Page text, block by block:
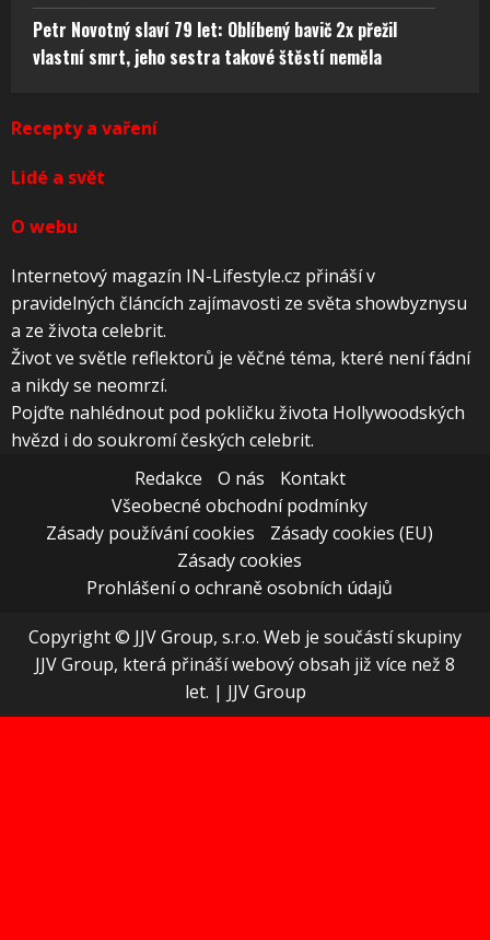
Petr Novotný slaví 79 let: Oblíbený bavič 2x přežil
vlastní smrt, jeho sestra takové štěstí neměla
Recepty a vaření
Lidé a svět
O webu
Internetový magazín IN-Lifestyle.cz přináší v
pravidelných článcích zajímavosti ze světa showbyznysu
a ze života celebrit.
Život ve světle reflektorů je věčné téma, které není fádní
a nikdy se neomrzí.
Pojďte nahlédnout pod pokličku života Hollywoodských
hvězd i do soukromí českých celebrit.
Redakce
O nás
Kontakt
Všeobecné obchodní podmínky
Zásady používání cookies
Zásady cookies (EU)
Zásady cookies
Prohlášení o ochraně osobních údajů
Copyright © JJV Group, s.r.o. Web je součástí skupiny
JJV Group, která přináší webový obsah již více než 8
let. | JJV Group